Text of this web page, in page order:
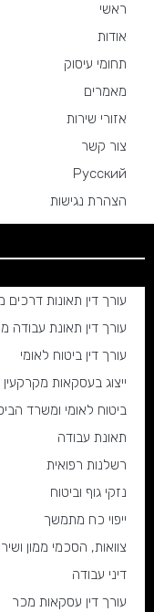
ראשי
אודות
תחומי עיסוק
מאמרים
אזורי שירות
צור קשר
Русский
הצהרת נגישות
עורך דין תאונות דרכים
עורך דין תאונת עבודה
עורך דין ביטוח לאומי
ייצוג בעסקאות מקרקעין
ביטוח לאומי ומשרד
תאונת עבודה
רשלנות רפואית
נזקי גוף וביטוח
ייפוי כח מתמשך
צוואות, הסכמי ממון
דיני עבודה
עורך דין עסקאות מכר